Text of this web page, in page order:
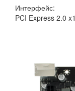
Интерфейс:
PCI Express 2.0